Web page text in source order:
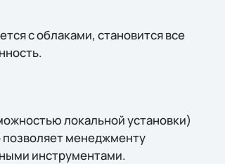
с облаками, становится все
локальной установки)
позволяет менеджменту
инструментами.